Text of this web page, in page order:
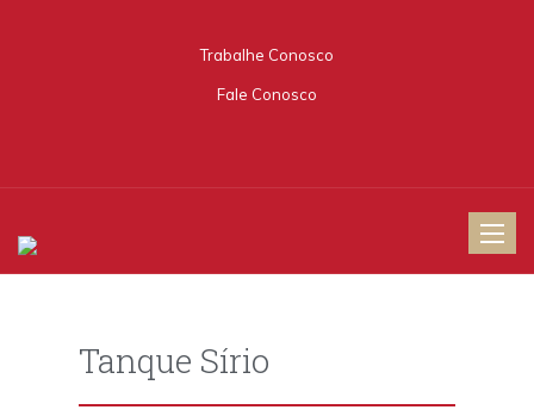
Trabalhe Conosco
Fale Conosco
Toggle
Tanque Sírio